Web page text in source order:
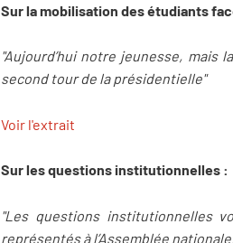
Sur la mobilisation des étudiants
"Aujourd’hui notre jeunesse, mais
second tour de la présidentielle"
Voir l'extrait
Sur les questions institutionnelles :
"Les questions institutionnelles
représentés à l’Assemblée